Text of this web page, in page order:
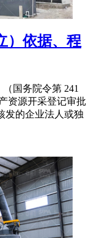
）依据、程
国务院令第 241
资源开采登记审批
发的企业法人或独